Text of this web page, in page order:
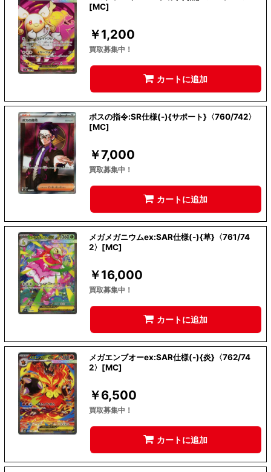
[MC]
￥1,200
買取募集中！
カートに追加
ボスの指令:SR仕様(-){サポート}〈760/742〉
[MC]
￥7,000
買取募集中！
カートに追加
メガメガニウムex:SAR仕様(-){草}〈761/74
2〉[MC]
￥16,000
買取募集中！
カートに追加
メガエンブオーex:SAR仕様(-){炎}〈762/74
2〉[MC]
￥6,500
買取募集中！
カートに追加